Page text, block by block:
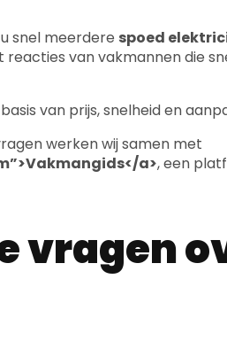
snel meerdere spoed
reacties van vakmannen die
van prijs, snelheid en
werken wij samen met
a>, een
vragen